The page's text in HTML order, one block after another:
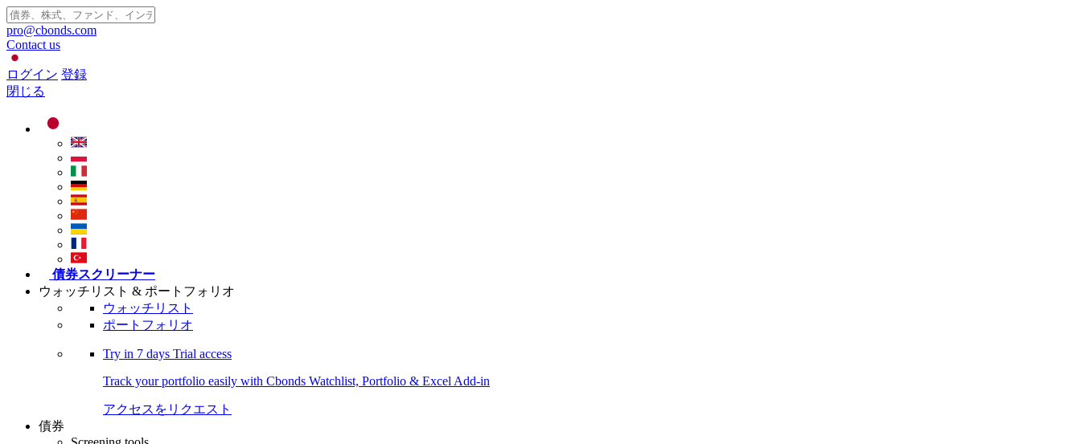
pro@cbonds.com
Contact us
ログイン 登録
閉じる
債券スクリーナー
ウォッチリスト & ポートフォリオ
ウォッチリスト
ポートフォリオ
Try in 7 days Trial access
Track your portfolio easily with Cbonds Watchlist, Portfolio & Excel Add-in
アクセスをリクエスト
債券